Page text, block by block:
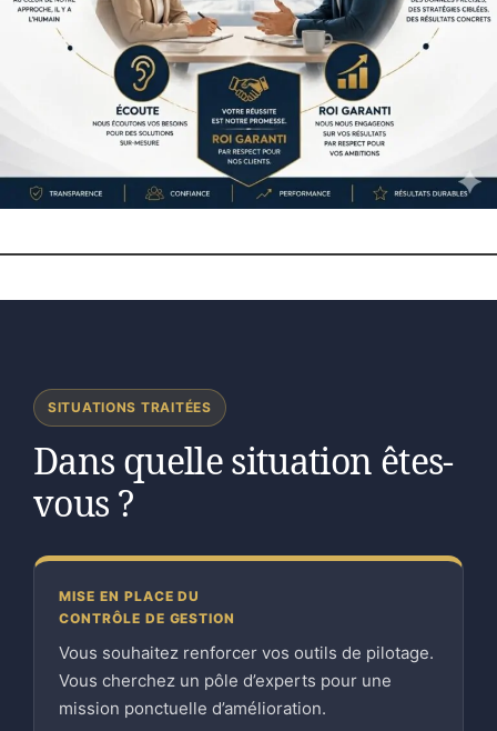
SITUATIONS TRAITÉES
Dans quelle situation êtes-
vous ?
MISE EN PLACE DU
CONTRÔLE DE GESTION
Vous souhaitez renforcer vos outils de pilotage.
Vous cherchez un pôle d’experts pour une
mission ponctuelle d’amélioration.